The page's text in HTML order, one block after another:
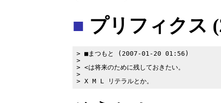
■ プリフィクス
> ■まつもと (2007-01-20 01:56)
>
> <は将来のために残しておきたい。
>